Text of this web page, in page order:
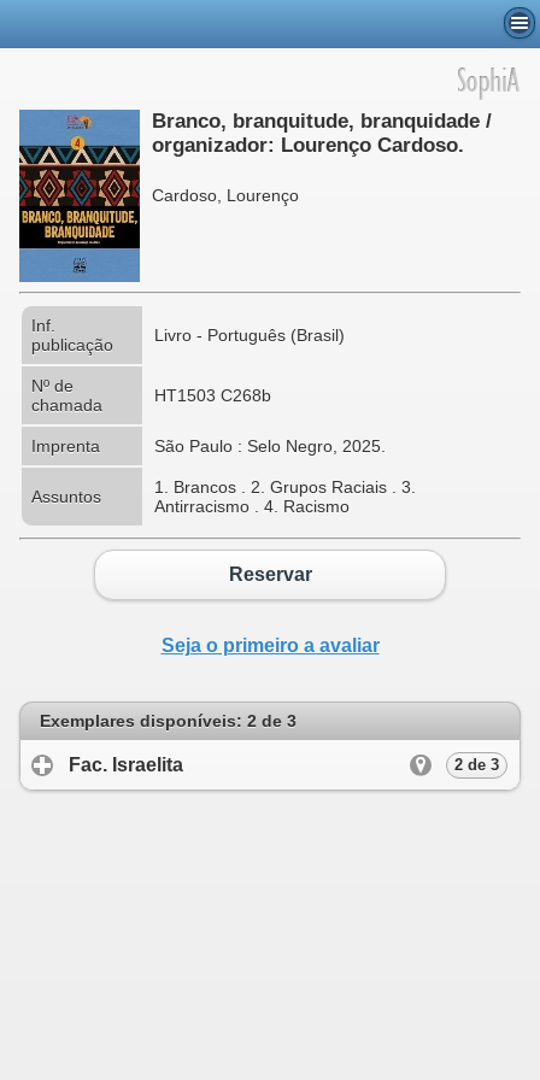
Branco, branquitude, branquidade /
organizador: Lourenço Cardoso.
Cardoso, Lourenço
Inf.
publicação
Livro - Português (Brasil)
Nº de
chamada
HT1503 C268b
Imprenta São Paulo : Selo Negro, 2025.
Assuntos
1. Brancos . 2. Grupos Raciais . 3.
Antirracismo . 4. Racismo
Reservar
Seja o primeiro a avaliar
Exemplares disponíveis: 2 de 3
Fac. Israelita 2 de 3
click to expand contents